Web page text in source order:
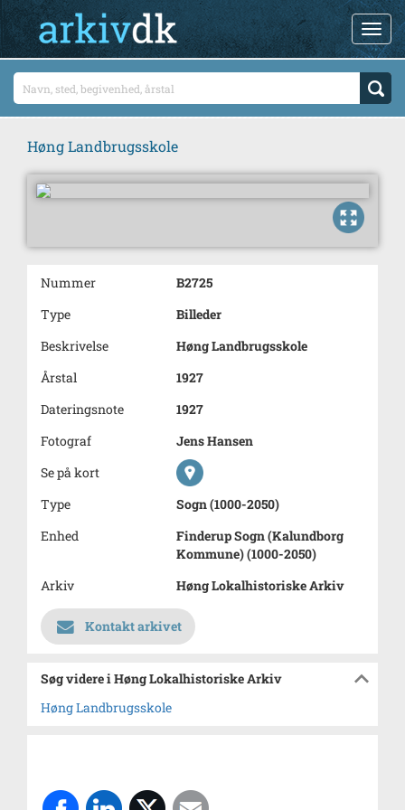
Høng Landbrugsskole
Nummer
B2725
Type
Billeder
Beskrivelse
Høng Landbrugsskole
Årstal
1927
Dateringsnote
1927
Fotograf
Jens Hansen
Se på kort
Type
Sogn (1000-2050)
Enhed
Finderup Sogn (Kalundborg
Kommune) (1000-2050)
Arkiv
Høng Lokalhistoriske Arkiv
Kontakt arkivet
Søg videre i Høng Lokalhistoriske Arkiv
Høng Landbrugsskole